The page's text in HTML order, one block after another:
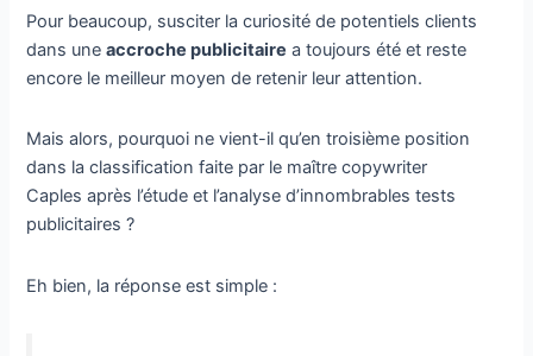
Pour beaucoup, susciter la curiosité de potentiels clients
dans uneaccroche publicitaire a toujours été et reste
encore le meilleur moyen de retenir leur attention.
Mais alors, pourquoi ne vient-il qu’en troisième position
dans la classification faite par le maître copywriter
Caples après l’étude et l’analyse d’innombrables tests
publicitaires ?
Eh bien, la réponse est simple :